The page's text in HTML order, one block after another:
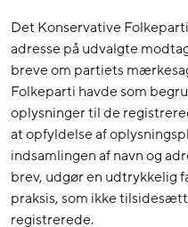
Det Konservative
adresse på udvalgte
breve om partiets
Folkeparti havde som
oplysninger til de
at opfyldelse af
indsamlingen af navn og
brev, udgør en udtrykkelig
praksis, som ikke
registrerede.